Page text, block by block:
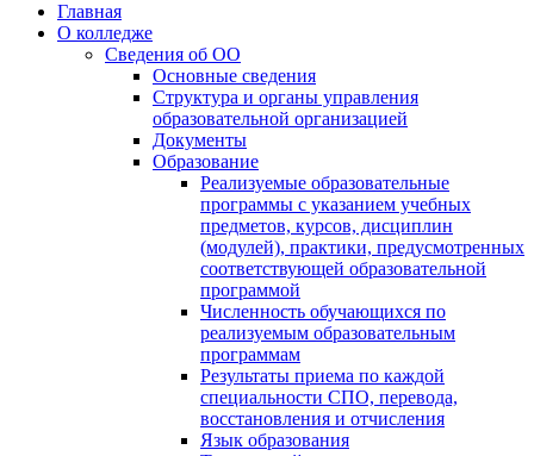
Главная
О колледже
Сведения об ОО
Основные сведения
Структура и органы управления
образовательной организацией
Документы
Образование
Реализуемые образовательные
программы с указанием учебных
предметов, курсов, дисциплин
(модулей), практики, предусмотренных
соответствующей образовательной
программой
Численность обучающихся по
реализуемым образовательным
программам
Результаты приема по каждой
специальности СПО, перевода,
восстановления и отчисления
Язык образования